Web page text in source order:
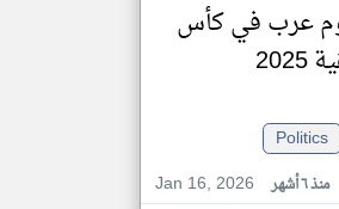
7 نجوم عرب في كأس
Politics
Jan 16, 2026
منذ ٦ أشهر